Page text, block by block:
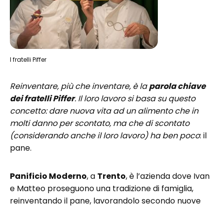
I fratelli Piffer
Reinventare, più che inventare, è laparola chiave
dei fratelli Piffer. Il loro lavoro si basa su questo
concetto: dare nuova vita ad un alimento che in
molti danno per scontato, ma che di scontato
(considerando anche il loro lavoro) ha ben poco: il
pane.
Panificio Moderno, a Trento, è l’azienda dove Ivan
e Matteo proseguono una tradizione di famiglia,
reinventando il pane, lavorandolo secondo nuove